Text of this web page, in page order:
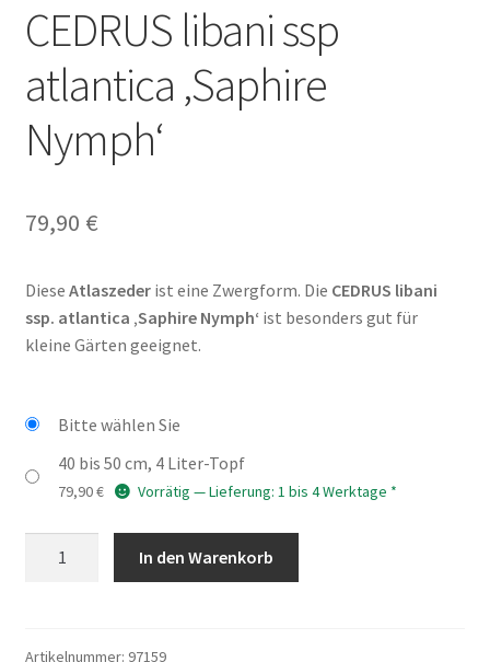
CEDRUS libani ssp
atlantica ‚Saphire
Nymph‘
79,90 €
Diese Atlaszederist eine Zwergform. Die CEDRUS libani
ssp. atlantica ‚Saphire Nymph‘ ist besonders gut für
kleine Gärten geeignet.
Bitte wählen Sie
40 bis 50 cm, 4 Liter-Topf
79,90€ Vorrätig — Lieferung: 1 bis 4 Werktage *
'Saphire
In den Warenkorb
Artikelnummer: 97159